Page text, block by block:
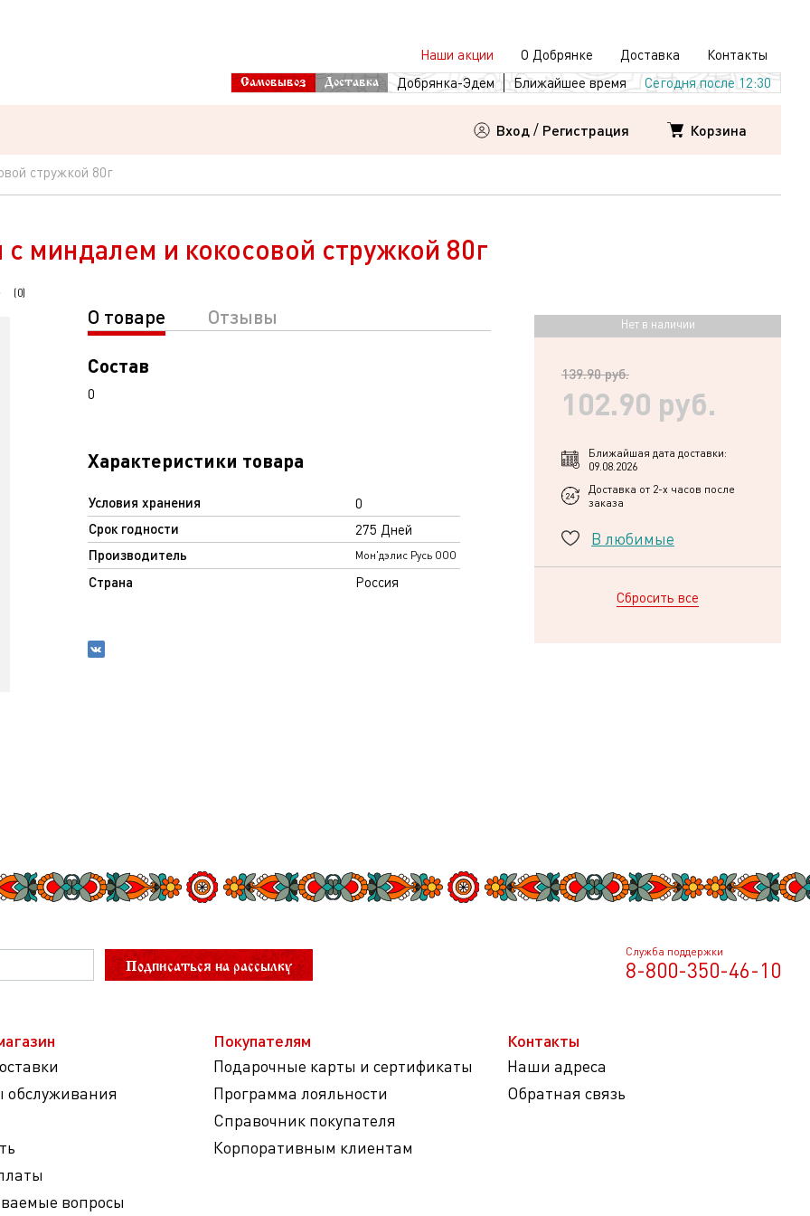
Наши акции О Добрянке Доставка Контакты
Самовывоз Доставка Добрянка-Эдем Ближайшее время Сегодня после 12:30
Вход / Регистрация Корзина
стружкой 80г
миндалем и кокосовой стружкой 80г
(0)
О товаре
Отзывы
Состав
0
Характеристики товара
Условия хранения 0
Срок годности 275 Дней
Производитель Мон'дэлис Русь ООО
Страна Россия
Нет в наличии
139.90 руб.
102.90 руб.
Ближайшая дата доставки:
09.08.2026
Доставка от 2-х часов после
заказа
В любимые
Сбросить все
Подписаться на рассылку
Служба поддержки
8-800-350-46-10
обслуживания
вопросы
Покупателям
Подарочные карты и сертификаты
Программа лояльности
Справочник покупателя
Корпоративным клиентам
Контакты
Наши адреса
Обратная связь